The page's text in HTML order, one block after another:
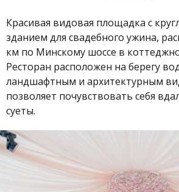
Красивая видовая площадка с
зданием для свадебного ужина,
км по Минскому шоссе в
Ресторан расположен на берегу
ландшафтным и архитектурным
позволяет почувствовать себя
суеты.